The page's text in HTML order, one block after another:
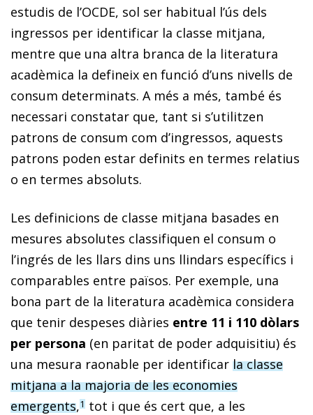
estudis de l’OCDE, sol ser habitual l’ús dels
ingressos per identificar la classe mitjana,
mentre que una altra branca de la literatura
acadèmica la defineix en funció d’uns nivells de
consum determinats. A més a més, també és
necessari constatar que, tant si s’utilitzen
patrons de consum com d’ingressos, aquests
patrons poden estar definits en termes relatius
o en termes absoluts.
Les definicions de classe mitjana basades en
mesures absolutes classifiquen el consum o
l’ingrés de les llars dins uns llindars específics i
comparables entre països. Per exemple, una
bona part de la literatura acadèmica considera
que tenir despeses diàries entre 11 i 110 dòlars
per persona (en paritat de poder adquisitiu) és
una mesura raonable per identificar la classe
mitjana a la majoria de les economies
emergents,1 tot i que és cert que, a les